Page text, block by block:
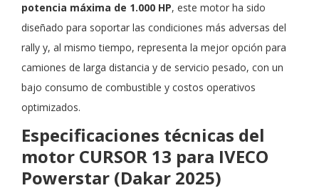
potencia máxima de 1.000 HP, este motor ha sido
diseñado para soportar las condiciones más adversas del
rally y, al mismo tiempo, representa la mejor opción para
camiones de larga distancia y de servicio pesado, con un
bajo consumo de combustible y costos operativos
optimizados.
Especificaciones técnicas del
motor CURSOR 13 para IVECO
Powerstar (Dakar 2025)